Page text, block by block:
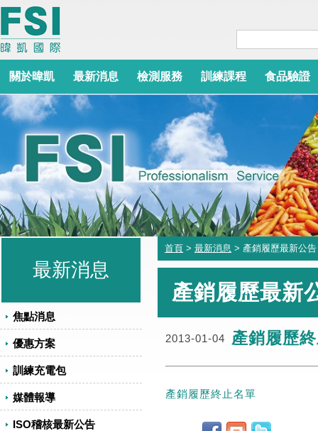
關於暐凱 最新消息 檢測服務 訓練課程 食品驗證
最新消息
焦點消息
優惠方案
訓練充電包
媒體報導
ISO稽核最新公告
首頁 > 最新消息 > 產銷履歷最新公告
產銷履歷最新
2013-01-04 產銷履歷
產銷履歷終止名單